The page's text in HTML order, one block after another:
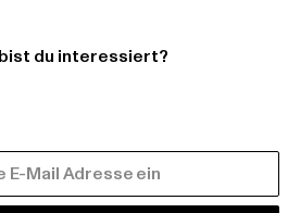
du interessiert?